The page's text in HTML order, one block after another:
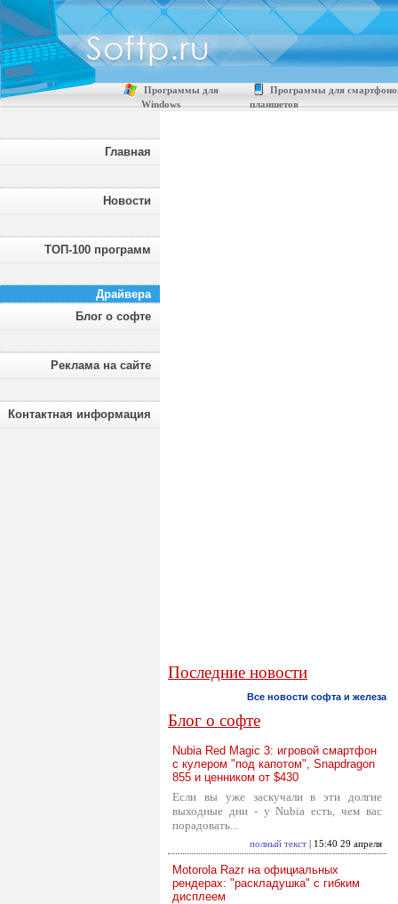
Программы для
Windows
Программы для
планшетов
Главная
Новости
ТОП-100 программ
Драйвера
Блог о софте
Реклама на сайте
Контактная информация
Последние новости
Все новости софта и железа
Блог о софте
Nubia Red Magic 3: игровой смартфон
с кулером "под капотом", Snapdragon
855 и ценником от $430
Если вы уже заскучали в эти долгие
выходные дни - у Nubia есть, чем вас
порадовать...
полный текст | 15:40 29 апреля
Motorola Razr на официальных
рендерах: "раскладушка" с гибким
дисплеем